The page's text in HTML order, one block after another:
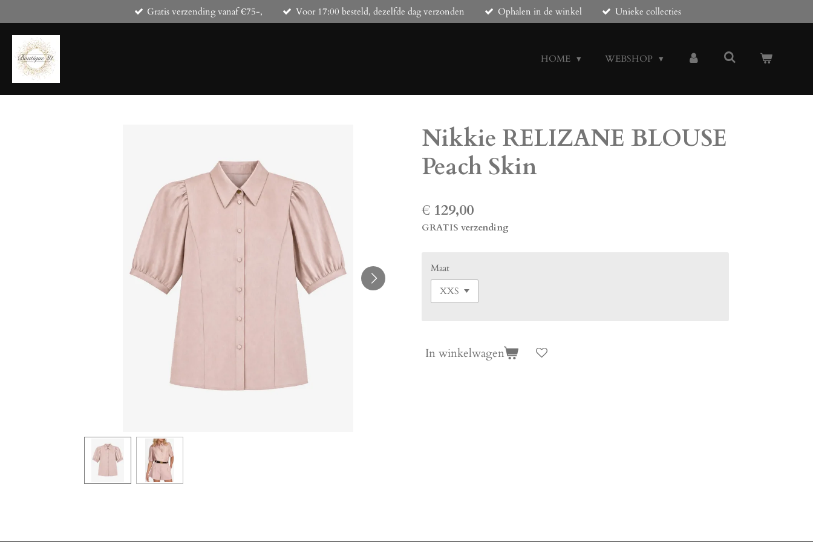
direct
naar
hoofdinhoud
Gratis verzending vanaf Є75-, Voor 17:00 besteld, dezelfde dag verzonden Ophalen in de winkel Unieke collecties
HOME WEBSHOP
Nikkie RELIZANE BLOUSE
Peach Skin
€ 129,00
GRATIS verzending
Maat
In winkelwagen